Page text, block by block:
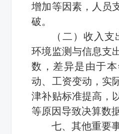
增加等因素，人员
破。
（二）收入
环境监测与信息支
数，差异是由于
动、工资变动，实
津补贴标准提高，
等原因导致决算数
七、其他重要